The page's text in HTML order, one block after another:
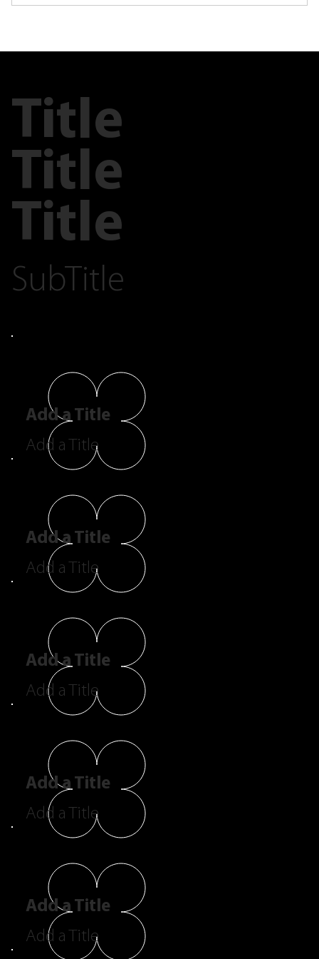
Title
Title
Title
SubTitle
Add a Title
Add a Title
Add a Title
Add a Title
Add a Title
Add a Title
Add a Title
Add a Title
Add a Title
Add a Title